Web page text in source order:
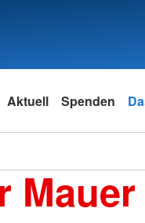
Aktuell Spenden
Mauer